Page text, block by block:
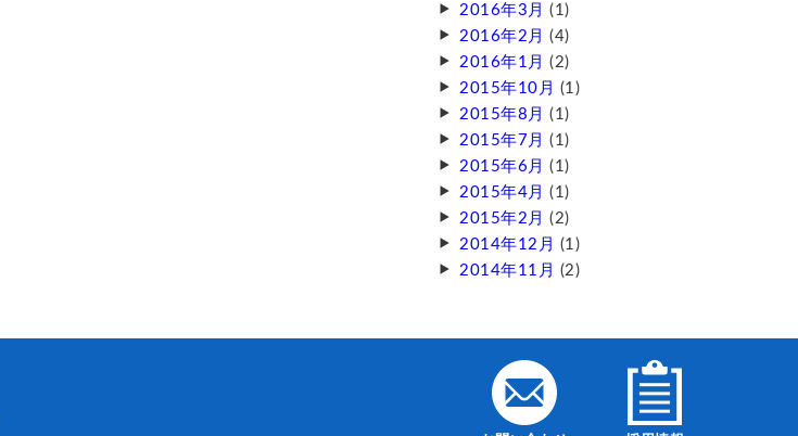
2016年3月 (1)
2016年2月 (4)
2016年1月 (2)
2015年10月 (1)
2015年8月 (1)
2015年7月 (1)
2015年6月 (1)
2015年4月 (1)
2015年2月 (2)
2014年12月 (1)
2014年11月 (2)